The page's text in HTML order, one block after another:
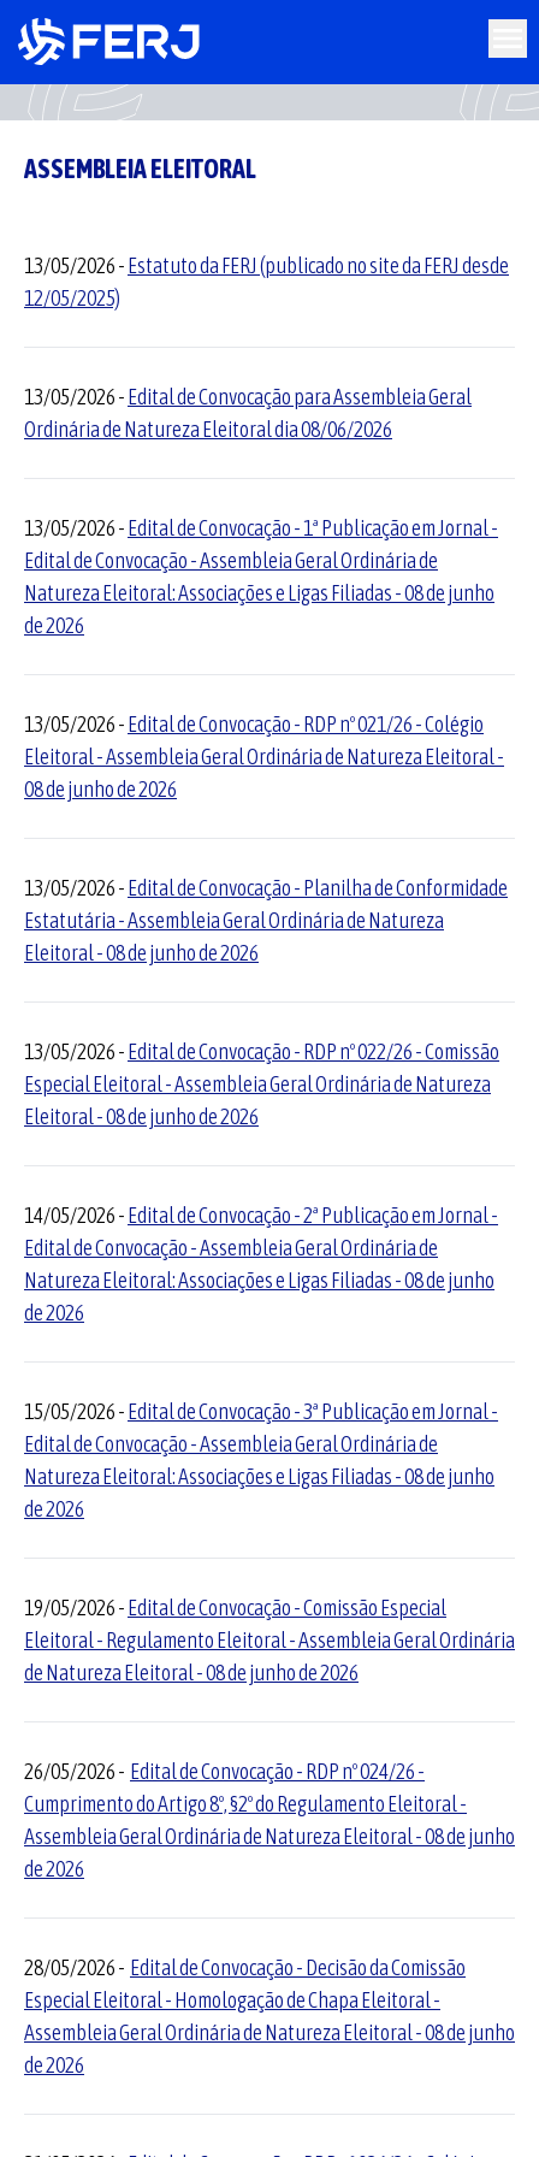
ASSEMBLEIA ELEITORAL
13/05/2026 -Estatuto da FERJ (publicado no site da FERJ desde
12/05/2025)
13/05/2026 -Edital de Convocação para Assembleia Geral
Ordinária de Natureza Eleitoral dia 08/06/2026
13/05/2026 -Edital de Convocação - 1ª Publicação em Jornal -
Edital de Convocação - Assembleia Geral Ordinária de
Natureza Eleitoral: Associações e Ligas Filiadas - 08 de junho
de 2026
13/05/2026 -Edital de Convocação - RDP nº 021/26 - Colégio
Eleitoral - Assembleia Geral Ordinária de Natureza Eleitoral -
08 de junho de 2026
13/05/2026 -Edital de Convocação - Planilha de Conformidade
Estatutária - Assembleia Geral Ordinária de Natureza
Eleitoral - 08 de junho de 2026
13/05/2026 -Edital de Convocação - RDP nº 022/26 - Comissão
Especial Eleitoral - Assembleia Geral Ordinária de Natureza
Eleitoral - 08 de junho de 2026
14/05/2026 -Edital de Convocação - 2ª Publicação em Jornal -
Edital de Convocação - Assembleia Geral Ordinária de
Natureza Eleitoral: Associações e Ligas Filiadas - 08 de junho
de 2026
15/05/2026 -Edital de Convocação - 3ª Publicação em Jornal -
Edital de Convocação - Assembleia Geral Ordinária de
Natureza Eleitoral: Associações e Ligas Filiadas - 08 de junho
de 2026
19/05/2026 -Edital de Convocação - Comissão Especial
Eleitoral - Regulamento Eleitoral - Assembleia Geral Ordinária
de Natureza Eleitoral - 08 de junho de 2026
26/05/2026 - Edital de Convocação - RDP nº 024/26 -
Cumprimento do Artigo 8º, §2º do Regulamento Eleitoral -
Assembleia Geral Ordinária de Natureza Eleitoral - 08 de junho
de 2026
28/05/2026 - Edital de Convocação - Decisão da Comissão
Especial Eleitoral - Homologação de Chapa Eleitoral -
Assembleia Geral Ordinária de Natureza Eleitoral - 08 de junho
de 2026